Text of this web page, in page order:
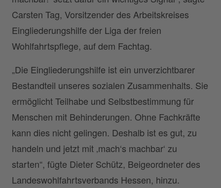
Carsten Tag, Vorsitzender des Arbeitskreises
Eingliederungshilfe der Liga der freien
Wohlfahrtspflege, auf dem Fachtag.
„Die Eingliederungshilfe ist ein unverzichtbarer
Bestandteil unseres sozialen Zusammenhalts. Sie
ermöglicht Teilhabe und Selbstbestimmung für
Menschen mit Behinderungen. Ohne Fachkräfte
kann dies nicht gelingen. Deshalb ist es gut, zu
handeln und jetzt mit ‚mach‘s machbar‘ zu
starten“, fügte Dieter Schütz, Beigeordneter des
Landeswohlfahrtsverbands Hessen, hinzu.